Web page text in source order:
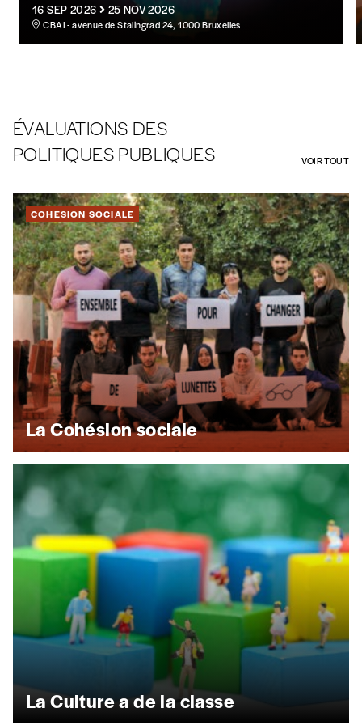
16 SEP 2026 25 NOV 2026
CBAI - avenue de Stalingrad 24, 1000 Bruxelles
ÉVALUATIONS DES
POLITIQUES PUBLIQUES
VOIR TOUT
COHÉSION SOCIALE
La Cohésion sociale
La Culture a de la classe